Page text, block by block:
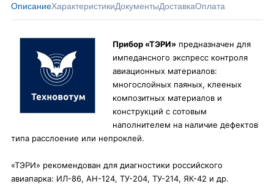
ОписаниеХарактеристикиДокументыДоставкаОплата
Прибор «ТЭРИ» предназначен для
импедансного экспресс контроля
авиационных материалов:
многослойных паяных, клееных
композитных материалов и
конструкций с сотовым
наполнителем на наличие дефектов
типа расслоение или непроклей.
«ТЭРИ» рекомендован для диагностики российского
авиапарка: ИЛ-86, АН-124, ТУ-204, ТУ-214, ЯК-42 и др.